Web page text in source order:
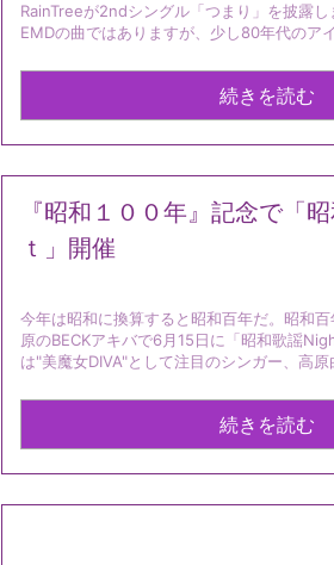
RainTreeが2ndシングル「つまり」を披露
EMDの曲ではありますが、少し80年代のア
続きを読む
『昭和１００年』記念で「
ｔ」開催
今年は昭和に換算すると昭和百年だ。昭和
原のBECKアキバで6月15日に「昭和歌謡
は"美魔女DIVA"として注目のシンガー、高
続きを読む